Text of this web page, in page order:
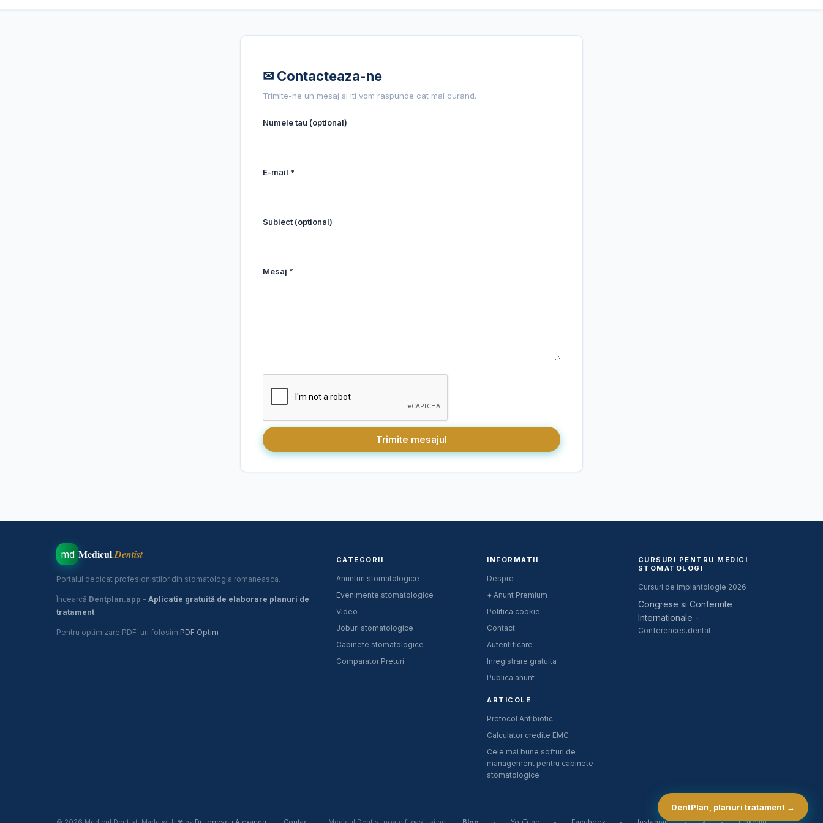
✉ Contacteaza-ne
Trimite-ne un mesaj si iti vom raspunde cat mai curand.
Numele tau (optional)
E-mail *
Subiect (optional)
Mesaj *
Trimite mesajul
md Medicul.Dentist
Portalul dedicat profesionistilor din stomatologia romaneasca.
Încearcă Dentplan.app - Aplicatie gratuită de elaborare planuri de
tratament
Pentru optimizare PDF-uri folosim PDF Optim
CATEGORII
Anunturi stomatologice
Evenimente stomatologice
Video
Joburi stomatologice
Cabinete stomatologice
Comparator Preturi
INFORMATII
Despre
+ Anunt Premium
Politica cookie
Contact
Autentificare
Inregistrare gratuita
Publica anunt
ARTICOLE
Protocol Antibiotic
Calculator credite EMC
Cele mai bune softuri de
management pentru cabinete
stomatologice
CURSURI PENTRU MEDICI
STOMATOLOGI
Cursuri de implantologie 2026
Congrese si Conferinte
Internationale -
Conferences.dental
DentPlan, planuri tratament →